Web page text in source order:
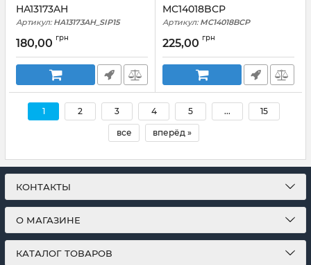
HA13173AH
Артикул: HA13173AH_SIP15
180,00 грн
MC14018BCP
Артикул: MC14018BCP
225,00 грн
1 2 3 4 5 ... 15
все вперёд »
КОНТАКТЫ
О МАГАЗИНЕ
КАТАЛОГ ТОВАРОВ